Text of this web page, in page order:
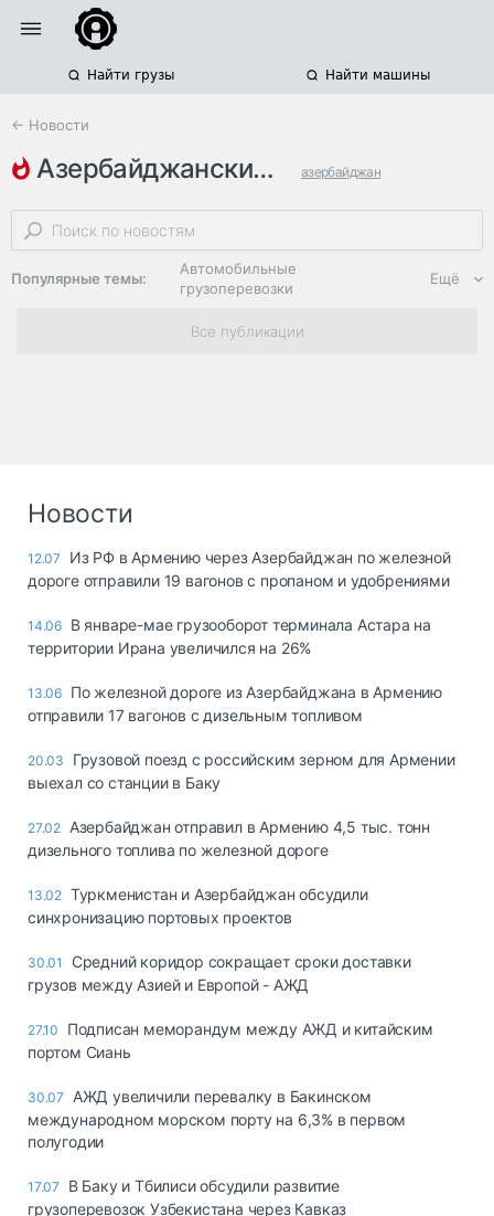
Найти грузы Найти машины
← Новости
азербайджанские железные доро… азербайджан
международные грузоперевозки железнодорожные грузоперевозки
Популярные темы:
Автомобильные
грузоперевозки
Региональная
логистика
опасные грузы
страхование
Склады и
грузовые
Коммерческий
транспорт
Спецтехника
запчасти, шины
Топливо, масла и
Ещё
Все публикации
Новости
12.07
Из РФ в Армению через Азербайджан по железной
дороге отправили 19 вагонов с пропаном и удобрениями
14.06 В январе-мае грузооборот терминала Астара на
территории Ирана увеличился на 26%
13.06 По железной дороге из Азербайджана в Армению
отправили 17 вагонов с дизельным топливом
20.03
Грузовой поезд с российским зерном для Армении
выехал со станции в Баку
27.02 Азербайджан отправил в Армению 4,5 тыс. тонн
дизельного топлива по железной дороге
13.02 Туркменистан и Азербайджан обсудили
синхронизацию портовых проектов
30.01
Средний коридор сокращает сроки доставки
грузов между Азией и Европой - АЖД
27.10
Подписан меморандум между АЖД и китайским
портом Сиань
30.07
АЖД увеличили перевалку в Бакинском
международном морском порту на 6,3% в первом
полугодии
17.07
В Баку и Тбилиси обсудили развитие
грузоперевозок Узбекистана через Кавказ